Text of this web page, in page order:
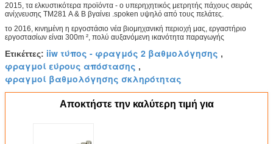
2015, τα ελκυστικότερα προϊόντα - ο υπερηχητικός μετρητής πάχους σειράς
ανίχνευσης TM281 Α & Β βγαίνει .spoken υψηλό από τους πελάτες.
το 2016, κινημένη η εργοστάσιο νέα βιομηχανική περιοχή μας, εργαστήριο
εργοστασίων είναι 300m ², πολύ αυξανόμενη ικανότητα παραγωγής
Ετικέττες: iiw τύπος - φραγμός 2 βαθμολόγησης ,
φραγμοί εύρους απόστασης ,
φραγμοί βαθμολόγησης σκληρότητας
Αποκτήστε την καλύτερη τιμή για